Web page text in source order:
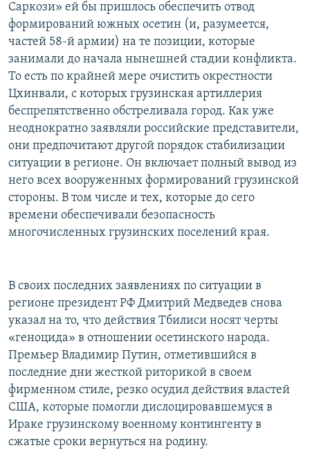
Саркози» ей бы пришлось обеспечить отвод
формирований южных осетин (и, разумеется,
частей 58-й армии) на те позиции, которые
занимали до начала нынешней стадии конфликта.
То есть по крайней мере очистить окрестности
Цхинвали, с которых грузинская артиллерия
беспрепятственно обстреливала город. Как уже
неоднократно заявляли российские представители,
они предпочитают другой порядок стабилизации
ситуации в регионе. Он включает полный вывод из
него всех вооруженных формирований грузинской
стороны. В том числе и тех, которые до сего
времени обеспечивали безопасность
многочисленных грузинских поселений края.
В своих последних заявлениях по ситуации в
регионе президент РФ Дмитрий Медведев снова
указал на то, что действия Тбилиси носят черты
«геноцида» в отношении осетинского народа.
Премьер Владимир Путин, отметившийся в
последние дни жесткой риторикой в своем
фирменном стиле, резко осудил действия властей
США, которые помогли дислоцировавшемуся в
Ираке грузинскому военному контингенту в
сжатые сроки вернуться на родину.